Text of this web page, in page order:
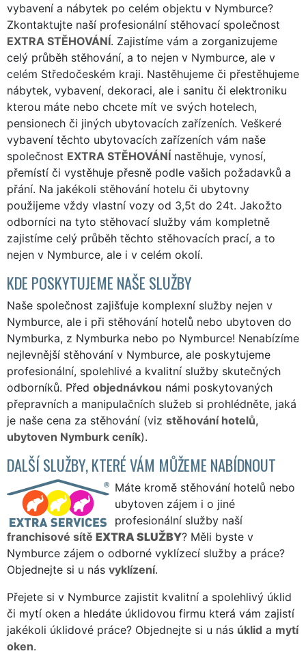
vybavení a nábytek po celém objektu v Nymburce?
Zkontaktujte naší profesionální stěhovací společnost
EXTRA STĚHOVÁNÍ. Zajistíme vám a zorganizujeme
celý průběh stěhování, a to nejen v Nymburce, ale v
celém Středočeském kraji. Nastěhujeme či přestěhujeme
nábytek, vybavení, dekoraci, ale i sanitu či elektroniku
kterou máte nebo chcete mít ve svých hotelech,
pensionech či jiných ubytovacích zařízeních. Veškeré
vybavení těchto ubytovacích zařízeních vám naše
společnost EXTRA STĚHOVÁNÍ nastěhuje, vynosí,
přemístí či vystěhuje přesně podle vašich požadavků a
přání. Na jakékoli stěhování hotelu či ubytovny
použijeme vždy vlastní vozy od 3,5t do 24t. Jakožto
odborníci na tyto stěhovací služby vám kompletně
zajistíme celý průběh těchto stěhovacích prací, a to
nejen v Nymburce, ale i v celém okolí.
KDE POSKYTUJEME NAŠE SLUŽBY
Naše společnost zajišťuje komplexní služby nejen v
Nymburce, ale i při stěhování hotelů nebo ubytoven do
Nymburka, z Nymburka nebo po Nymburce! Nenabízíme
nejlevnější stěhování v Nymburce, ale poskytujeme
profesionální, spolehlivé a kvalitní služby skutečných
odborníků. Před objednávkou námi poskytovaných
přepravních a manipulačních služeb si prohlédněte, jaká
je naše cena za stěhování (viz stěhování hotelů,
ubytoven Nymburk ceník).
DALŠÍ SLUŽBY, KTERÉ VÁM MŮŽEME NABÍDNOUT
Máte kromě stěhování hotelů nebo
ubytoven zájem i o jiné
profesionální služby naší
franchisové sítě EXTRA SLUŽBY? Měli byste v
Nymburce zájem o odborné vyklízecí služby a práce?
Objednejte si u nás vyklízení.
Přejete si v Nymburce zajistit kvalitní a spolehlivý úklid
či mytí oken a hledáte úklidovou firmu která vám zajistí
jakékoli úklidové práce? Objednejte si u nás úklid a mytí
oken.